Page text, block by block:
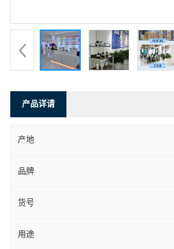
产品详请
产地
品牌
货号
用途